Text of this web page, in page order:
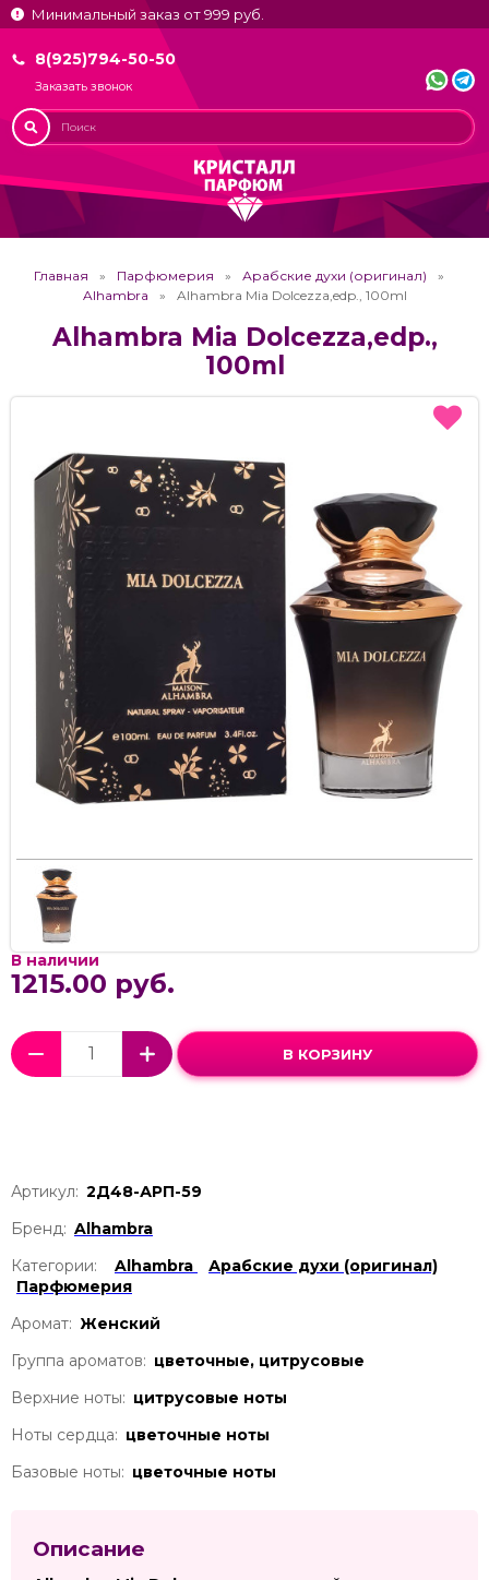
Минимальный заказ от 999 руб.
8(925)794-50-50
Заказать звонок
Главная Парфюмерия
Арабские духи (оригинал)
Alhambra
Alhambra Mia Dolcezza,edp., 100ml
Alhambra Mia Dolcezza,edp.,
100ml
В наличии
1215.00 руб.
В КОРЗИНУ
Артикул: 2Д48-АРП-59
Бренд: Alhambra
Категории:
Alhambra
Арабские духи (оригинал)
Парфюмерия
Аромат: Женский
Группа ароматов: цветочные, цитрусовые
Верхние ноты: цитрусовые ноты
Ноты сердца: цветочные ноты
Базовые ноты: цветочные ноты
Описание